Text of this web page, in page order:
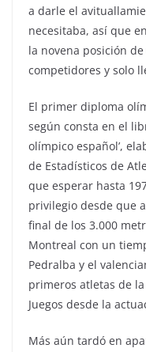
a darle el
necesitaba, así que
la novena posición
competidores y solo
El primer diploma
según consta en el
olímpico español’,
de Estadísticos de
que esperar hasta
privilegio desde que
final de los 3.000
Montreal con un
Pedralba y el
primeros atletas de
Juegos desde la
Más aún tardó en